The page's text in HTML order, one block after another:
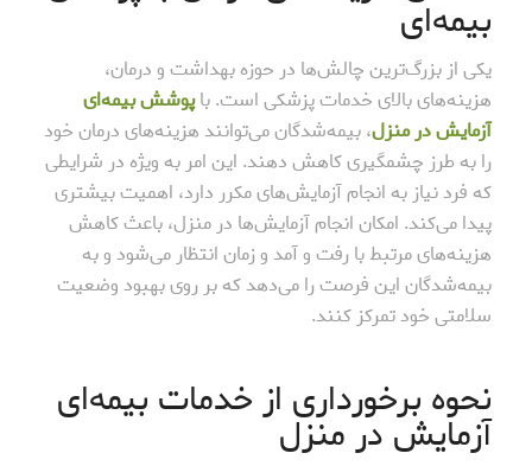
بیمه‌ای
یکی از بزرگ‌ترین چالش‌ها در حوزه بهداشت و درمان،
هزینه‌های بالای خدمات پزشکی است. باپوشش بیمه‌ای
آزمایش در منزل، بیمه‌شدگان می‌توانند هزینه‌های درمان خود
را به طرز چشمگیری کاهش دهند. این امر به ویژه در شرایطی
که فرد نیاز به انجام آزمایش‌های مکرر دارد، اهمیت بیشتری
پیدا می‌کند. امکان انجام آزمایش‌ها در منزل، باعث کاهش
هزینه‌های مرتبط با رفت و آمد و زمان انتظار می‌شود و به
بیمه‌شدگان این فرصت را می‌دهد که بر روی بهبود وضعیت
سلامتی خود تمرکز کنند.
نحوه برخورداری از خدمات بیمه‌ای
آزمایش در منزل